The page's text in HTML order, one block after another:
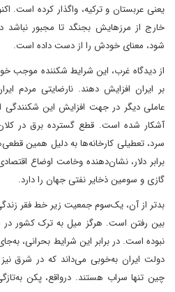
یعنی عربستان و ترکیه، واگذار کرده است.
خارج از مرزهایش بجنگد تا مجبور نباشد
شود، معنای خودش را از دست داده است.
از دیدگاه غرب، این شرایط شکننده موجب
بر ایران افزایش دهند. نارضایتی مردم
عاملی دیگر در جهت افزایش این شکنندگی
آشکار شده است. قطع گسترده برق در
سرد، تعطیلی کارخانه‌ها به دلیل همین
برابر دلار، نشان‌دهنده وخامت اوضاع
گازی و سومین ذخایر نفتی جهان را دارد.
بدتر از آن، یک‌سوم جمعیت زیر خط فقر
بین رفتن است. هرگز میل به ترک کشور در
نبوده است. در برابر این شرایط بحرانی،
دولت ایران به‌خوبی می‌داند که در شرق